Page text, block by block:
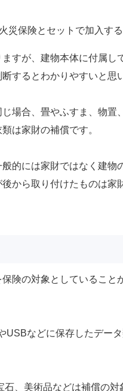
災保険とセットで加入する
すが、建物本体に付属し
するとわかりやすいと思
場合、畳やふすま、物置
は家財の補償です。
的には家財ではなく建物
から取り付けたものは家
険の対象としていること
USBなどに保存したデー
、美術品などは補償の対